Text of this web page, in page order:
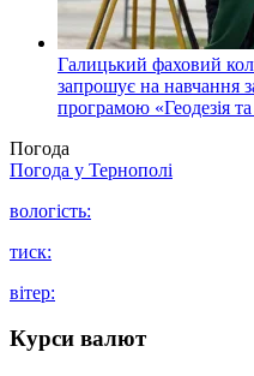
Галицький фаховий
запрошує на навчання
програмою «Геодезія та
Погода
Погода у Тернополі
вологість:
тиск:
вітер:
Курси валют